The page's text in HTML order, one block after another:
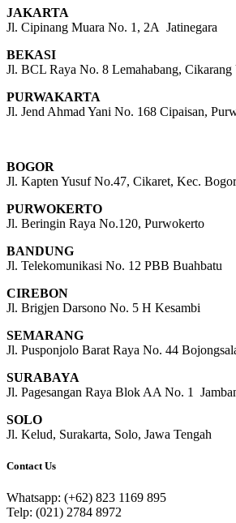
JAKARTA
Jl. Cipinang Muara No. 1, 2A Jatinegara
BEKASI
Jl. BCL Raya No. 8 Lemahabang, Cikarang
PURWAKARTA
Jl. Jend Ahmad Yani No. 168 Cipaisan,
BOGOR
Jl. Kapten Yusuf No.47, Cikaret, Kec. Bogor
PURWOKERTO
Jl. Beringin Raya No.120, Purwokerto
BANDUNG
Jl. Telekomunikasi No. 12 PBB Buahbatu
CIREBON
Jl. Brigjen Darsono No. 5 H Kesambi
SEMARANG
Jl. Pusponjolo Barat Raya No. 44
SURABAYA
Jl. Pagesangan Raya Blok AA No. 1
SOLO
Jl. Kelud, Surakarta, Solo, Jawa Tengah
Contact Us
Whatsapp: (+62) 823 1169 895
Telp: (021) 2784 8972